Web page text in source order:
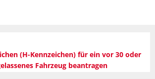
(H-Kennzeichen) für ein vor 30 oder
Fahrzeug beantragen